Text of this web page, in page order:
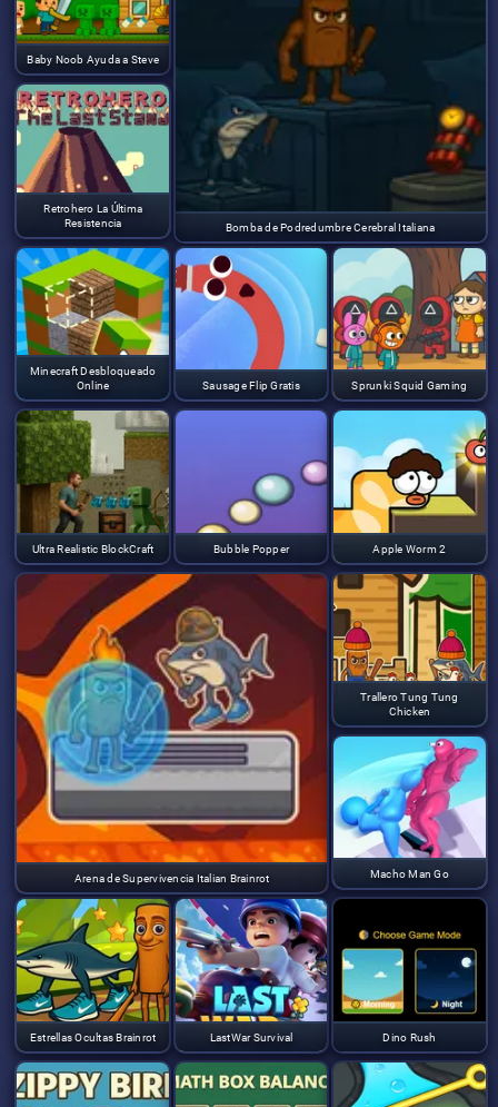
Baby Noob Ayuda a Steve
Bomba de Podredumbre Cerebral Italiana
Retrohero La Última
Resistencia
Minecraft Desbloqueado
Online
Sausage Flip Gratis Sprunki Squid Gaming
Ultra Realistic BlockCraft Bubble Popper Apple Worm 2
Arena de Supervivencia Italian Brainrot
Trallero Tung Tung
Chicken
Macho Man Go
Estrellas Ocultas Brainrot LastWar Survival Dino Rush